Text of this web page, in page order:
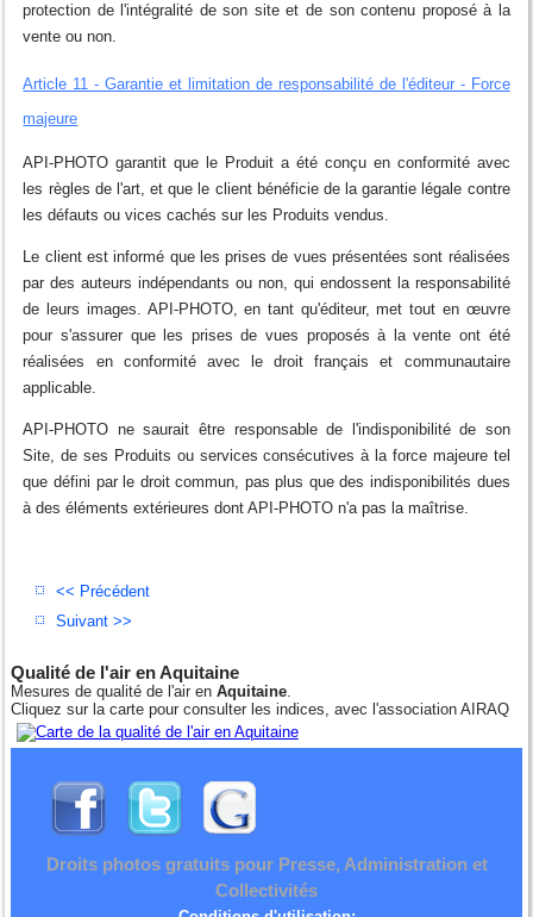
protection de l'intégralité de son site et de son contenu proposé à la
vente ou non.
Article 11 - Garantie et limitation de responsabilité de l'éditeur - Force
majeure
API-PHOTO garantit que le Produit a été conçu en conformité avec
les règles de l'art, et que le client bénéficie de la garantie légale contre
les défauts ou vices cachés sur les Produits vendus.
Le client est informé que les prises de vues présentées sont réalisées
par des auteurs indépendants ou non, qui endossent la responsabilité
de leurs images. API-PHOTO, en tant qu'éditeur, met tout en œuvre
pour s'assurer que les prises de vues proposés à la vente ont été
réalisées en conformité avec le droit français et communautaire
applicable.
API-PHOTO ne saurait être responsable de l'indisponibilité de son
Site, de ses Produits ou services consécutives à la force majeure tel
que défini par le droit commun, pas plus que des indisponibilités dues
à des éléments extérieures dont API-PHOTO n'a pas la maîtrise.
<< Précédent
Suivant >>
Qualité de l'air en Aquitaine
Mesures de qualité de l'air enAquitaine.
Cliquez sur la carte pour consulter les indices, avec l'association AIRAQ
Droits photos gratuits pour Presse, Administration et
Collectivités